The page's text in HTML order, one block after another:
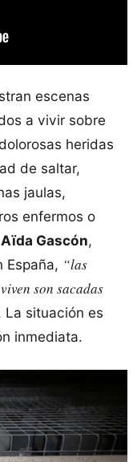
escenas
a vivir sobre
heridas
de saltar,
jaulas,
enfermos o
Aïda Gascón,
España, “las
son sacadas
La situación es
inmediata.